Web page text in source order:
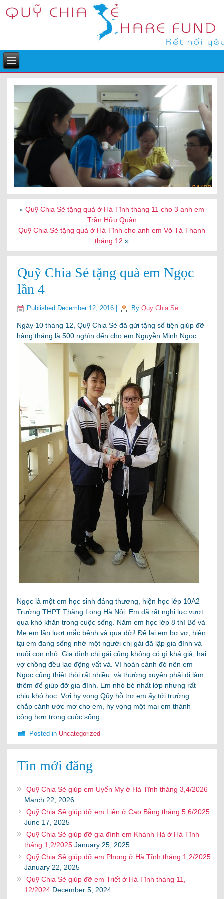
« Quỹ Chia Sẻ tặng quà ở Hà Tĩnh tháng 11 cho 3 anh em
Trần Hữu Quân
Quỹ Chia Sẻ tặng quà ở Hà Tĩnh cho anh em Võ Tá Thanh
tháng 12 »
Quỹ Chia Sẻ tặng quà em Ngọc
lần 4
Published December 12, 2016 By Quy Chia Se
Ngày 10 tháng 12, Quỹ Chia Sẻ đã gửi tặng số tiện giúp đỡ
hàng tháng là 500 nghìn đến cho em Nguyễn Minh Ngọc.
Ngọc là một em học sinh đáng thương, hiện học lớp 10A2
Trường THPT Thăng Long Hà Nội. Em đã rất nghị lực vượt
qua khó khăn trong cuộc sống. Năm em học lớp 8 thì Bố và
Mẹ em lần lượt mắc bệnh và qua đời! Để lại em bơ vơ, hiện
tại em đang sống nhờ một người chị gái đã lập gia đình và
nuôi con nhỏ. Gia đình chị gái cũng không có gì khá giả, hai
vợ chồng đều lao động vất vả. Vì hoàn cảnh đó nên em
Ngọc cũng thiệt thòi rất nhiều. và thường xuyên phải đi làm
thêm để giúp đỡ gia đình. Em nhỏ bé nhất lớp nhưng rất
chịu khó học. Vơi hy vọng Qũy hỗ trợ em ấy tới trường
chắp cánh ước mơ cho em, hy vọng một mai em thành
công hơn trong cuộc sống.
Posted in Uncategorized
Tin mới đăng
Quỹ Chia Sẻ giúp em Uyển My ở Hà Tĩnh tháng 3,4/2026
March 22, 2026
Quỹ Chia Sẻ giúp đỡ em Liên ở Cao Bằng tháng 5,6/2025
June 17, 2025
Quỹ Chia Sẻ giúp đỡ gia đình em Khánh Hà ở Hà Tĩnh
tháng 1,2/2025 January 25, 2025
Quỹ Chia Sẻ giúp đỡ em Phong ở Hà Tĩnh tháng 1,2/2025
January 22, 2025
Quỹ Chia Sẻ giúp đỡ em Triết ở Hà Tĩnh tháng 11,
12/2024 December 5, 2024